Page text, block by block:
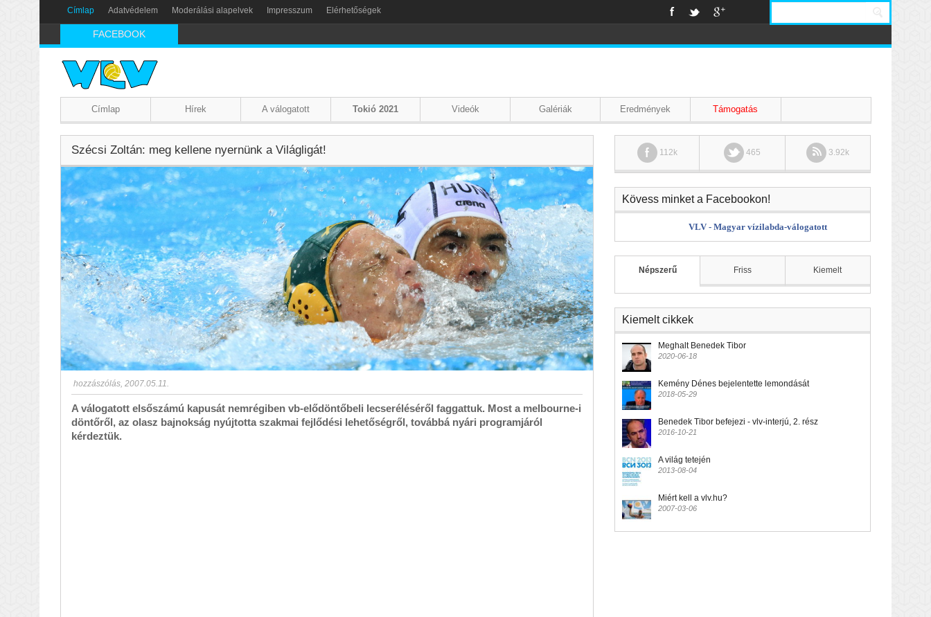
Címlap Adatvédelem Moderálási alapelvek Impresszum Elérhetőségek
FACEBOOK
Címlap Hírek A válogatott Tokió 2021 Videók Galériák Eredmények Támogatás
Szécsi Zoltán: meg kellene nyernünk a Világligát!
hozzászólás, 2007.05.11.
A válogatott elsőszámú kapusát nemrégiben vb-elődöntőbeli lecseréléséről faggattuk. Most a melbourne-i
döntőről, az olasz bajnokság nyújtotta szakmai fejlődési lehetőségről, továbbá nyári programjáról
kérdeztük.
112k 465 3.92k
Kövess minket a Facebookon!
VLV - Magyar vízilabda-válogatott
Népszerű Friss Kiemelt
Kiemelt cikkek
Meghalt Benedek Tibor
2020-06-18
Kemény Dénes bejelentette lemondását
2018-05-29
Benedek Tibor befejezi - vlv-interjú, 2. rész
2016-10-21
A világ tetején
2013-08-04
Miért kell a vlv.hu?
2007-03-06